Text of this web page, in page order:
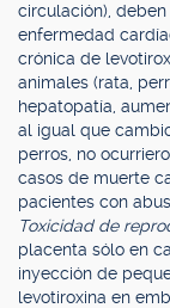
circulación),
enfermedad
crónica de
animales (rata,
hepatopatía,
al igual que
perros, no
casos de muerte
pacientes con
Toxicidad de
placenta sólo en
inyección de
levotiroxina en